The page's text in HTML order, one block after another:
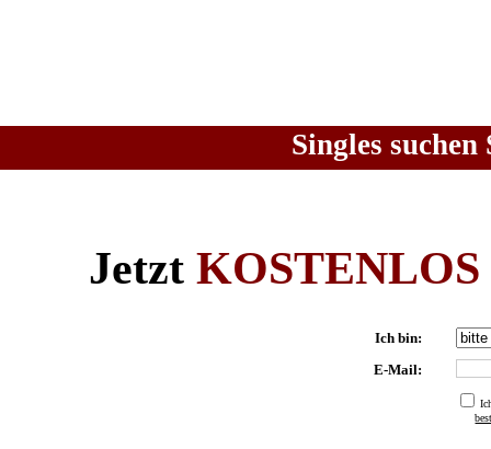
Singles
Jetzt KOSTENLOS
Ich bin:
E-Mail: